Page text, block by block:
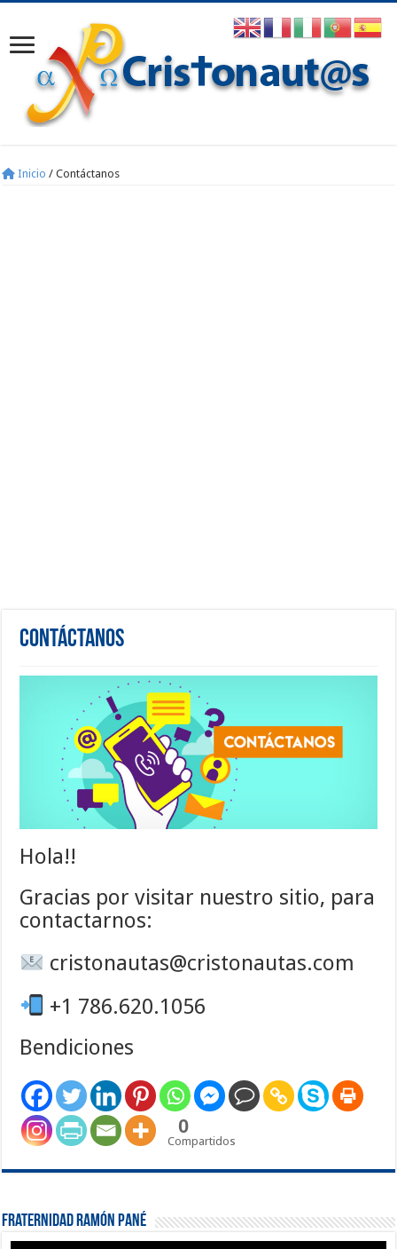
Inicio / Contáctanos
Contáctanos
Hola!!
Gracias por visitar nuestro sitio, para
contactarnos:
cristonautas@cristonautas.com
+1 786.620.1056
Bendiciones
0
Compartidos
Fraternidad Ramón Pané